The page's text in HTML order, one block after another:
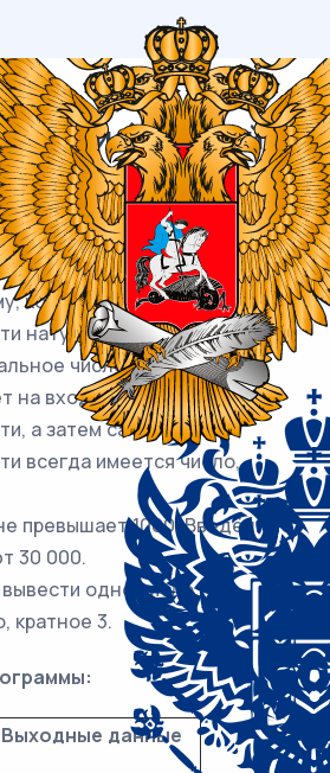
(типовой)
/ Информатика /
/ 25
которая в
натуральных чисел
число, кратное 3.
на вход количество чисел в
а затем сами числа. В
всегда имеется число,
превышает 1000. Введённые
30 000.
одно число –
кратное 3.
Выходные данные